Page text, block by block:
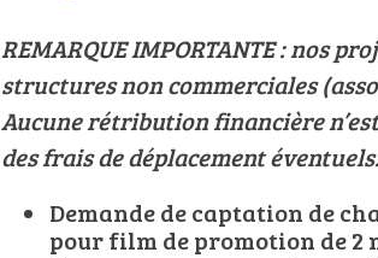
REMARQUE IMPORTANTE : nos
structures non commerciales
Aucune rétribution financière
des frais de déplacement éventuels.
Demande de captation de
pour film de promotion de 2